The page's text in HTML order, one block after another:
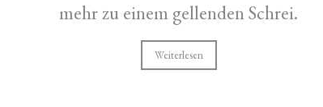
mehr zu einem gellenden Schrei.
Weiterlesen